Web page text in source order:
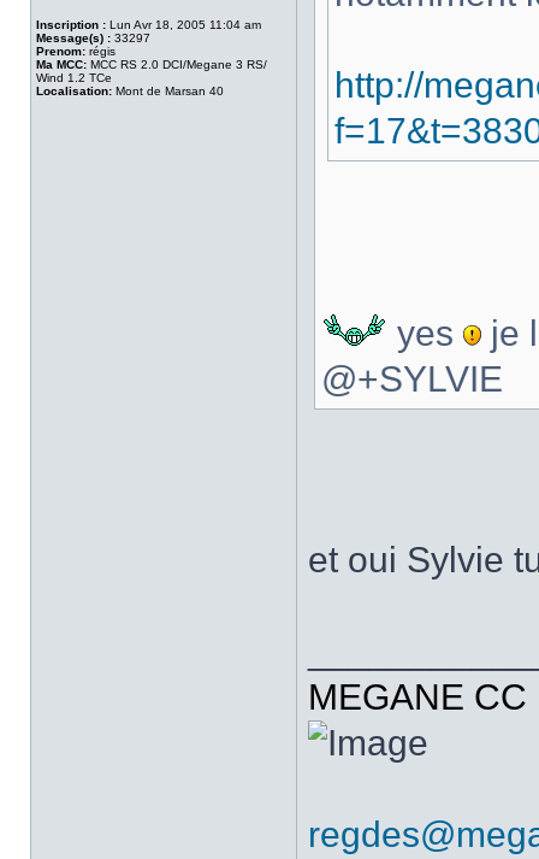
Inscription : Lun Avr 18, 2005 11:04 am
Message(s) : 33297
Prenom: régis
Ma MCC: MCC RS 2.0 DCI/Megane 3 RS/
Wind 1.2 TCe
Localisation: Mont de Marsan 40
http://
yes
je
@+SYLVIE
et oui Sylvie
MEGANE